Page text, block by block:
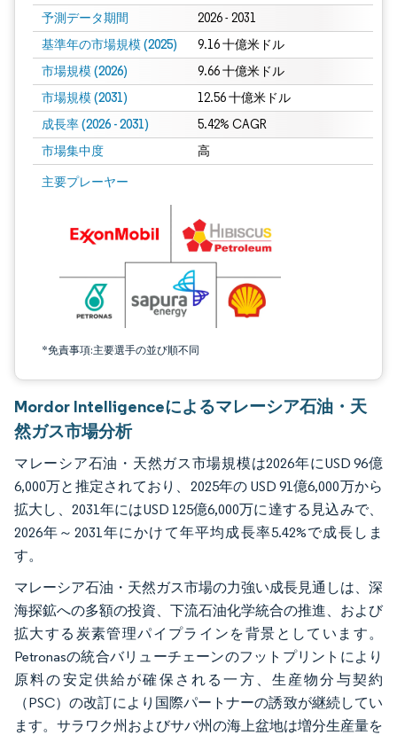
予測データ期間 2026 - 2031
基準年の市場規模 (2025) 9.16 十億米ドル
市場規模 (2026) 9.66 十億米ドル
市場規模 (2031) 12.56 十億米ドル
成長率 (2026 - 2031) 5.42% CAGR
市場集中度 高
主要プレーヤー
*免責事項:主要選手の並び順不同
画像 © Mordor Intelligence。再利用にはCC BY 4.0の表示が必要です。
Mordor Intelligenceによるマレーシア石油・天
然ガス市場分析
マレーシア石油・天然ガス市場規模は2026年にUSD 96億
6,000万と推定されており、2025年の USD 91億6,000万から
拡大し、2031年にはUSD 125億6,000万に達する見込みで、
2026年～2031年にかけて年平均成長率5.42%で成長しま
す。
マレーシア石油・天然ガス市場の力強い成長見通しは、深
海探鉱への多額の投資、下流石油化学統合の推進、および
拡大する炭素管理パイプラインを背景としています。
Petronasの統合バリューチェーンのフットプリントにより
原料の安定供給が確保される一方、生産物分与契約
（PSC）の改訂により国際パートナーの誘致が継続してい
ます。サラワク州およびサバ州の海上盆地は増分生産量を